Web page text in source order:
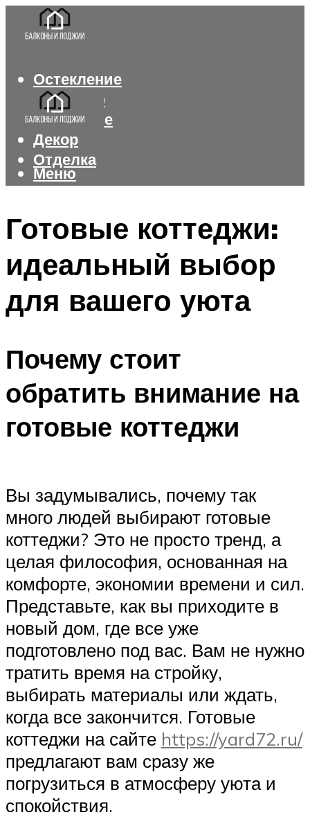
Остекление
Интерьер
Утепление
Декор
Отделка
Меню
Готовые коттеджи:
идеальный выбор
для вашего уюта
Почему стоит
обратить внимание на
готовые коттеджи
Вы задумывались, почему так
много людей выбирают готовые
коттеджи? Это не просто тренд, а
целая философия, основанная на
комфорте, экономии времени и сил.
Представьте, как вы приходите в
новый дом, где все уже
подготовлено под вас. Вам не нужно
тратить время на стройку,
выбирать материалы или ждать,
когда все закончится. Готовые
коттеджи на сайте https://yard72.ru/
предлагают вам сразу же
погрузиться в атмосферу уюта и
спокойствия.